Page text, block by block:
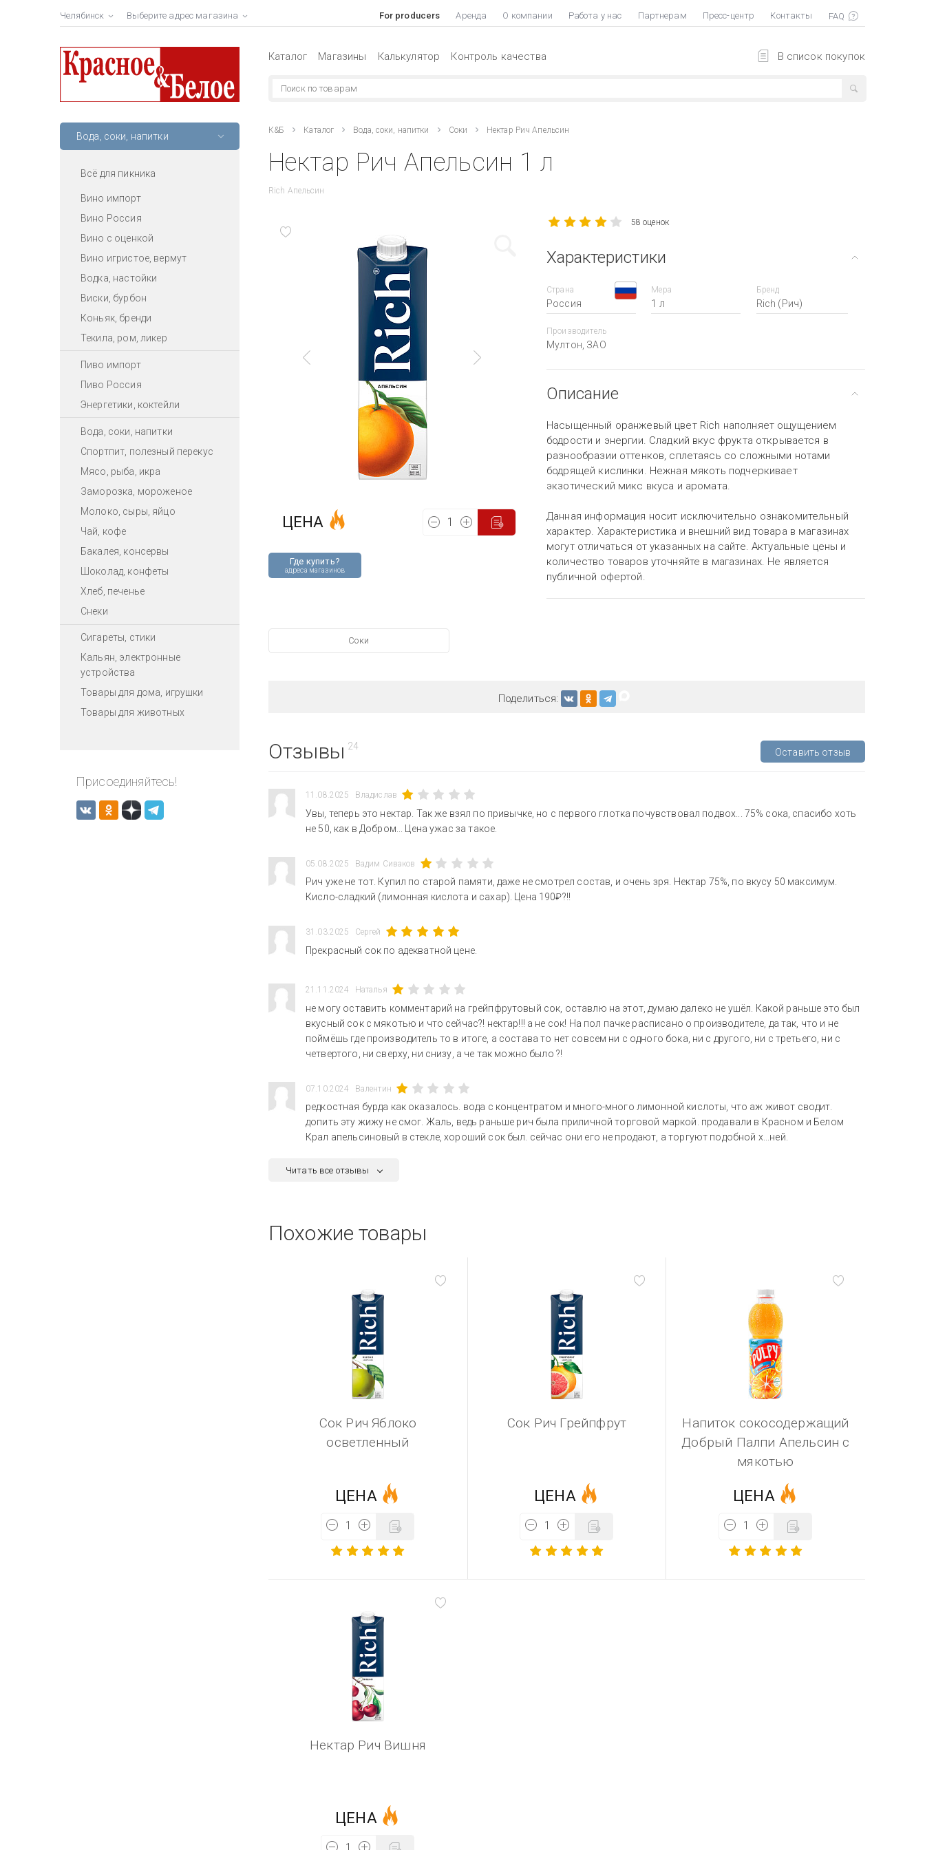
Челябинск Выберите адрес магазина For producers Аренда О компании Работа у нас Партнерам Пресс-центр Контакты
В список покупок
Каталог Магазины Калькулятор Контроль качества
Вода, соки, напитки
Всё для пикника
Вино импорт
Вино Россия
Вино с оценкой
Вино игристое, вермут
Водка, настойки
Виски, бурбон
Коньяк, бренди
Текила, ром, ликер
Пиво импорт
Пиво Россия
Энергетики, коктейли
Вода, соки, напитки
Спортпит, полезный перекус
Мясо, рыба, икра
Заморозка, мороженое
Молоко, сыры, яйцо
Чай, кофе
Бакалея, консервы
Шоколад, конфеты
Хлеб, печенье
Снеки
Сигареты, стики
Кальян, электронные
устройства
Товары для дома, игрушки
Товары для животных
Присоединяйтесь!
К&Б Каталог Вода, соки, напитки Соки Нектар Рич Апельсин
Нектар Рич Апельсин 1 л
Rich Апельсин
Где купить?
адреса магазинов
ЦЕНА
58 оценок
Характеристики
Страна
Россия
Мера
1 л
Бренд
Rich (Рич)
Производитель
Мултон, ЗАО
Описание
Насыщенный оранжевый цвет Rich наполняет ощущением
бодрости и энергии. Сладкий вкус фрукта открывается в
разнообразии оттенков, сплетаясь со сложными нотами
бодрящей кислинки. Нежная мякоть подчеркивает
экзотический микс вкуса и аромата.
Данная информация носит исключительно ознакомительный
характер. Характеристика и внешний вид товара в магазинах
могут отличаться от указанных на сайте. Актуальные цены и
количество товаров уточняйте в магазинах. Не является
публичной офертой.
Соки
Поделиться:
Отзывы 24
Оставить отзыв
11.08.2025 Владислав
Увы, теперь это нектар. Так же взял по привычке, но с первого глотка почувствовал подвох... 75% сока, спасибо хоть
не 50, как в Добром... Цена ужас за такое.
05.08.2025 Вадим Сиваков
Рич уже не тот. Купил по старой памяти, даже не смотрел состав, и очень зря. Нектар 75%, по вкусу 50 максимум.
Кисло-сладкий (лимонная кислота и сахар). Цена 190₽?!!
31.03.2025 Сергей
Прекрасный сок по адекватной цене.
21.11.2024 Наталья
не могу оставить комментарий на грейпфрутовый сок, оставлю на этот, думаю далеко не ушёл. Какой раньше это был
вкусный сок с мякотью и что сейчас?! нектар!!! а не сок! На пол пачке расписано о производителе, да так, что и не
поймёшь где производитель то в итоге, а состава то нет совсем ни с одного бока, ни с другого, ни с третьего, ни с
четвертого, ни сверху, ни снизу, а че так можно было ?!
07.10.2024 Валентин
редкостная бурда как оказалось. вода с концентратом и много-много лимонной кислоты, что аж живот сводит.
допить эту жижу не смог. Жаль, ведь раньше рич была приличной торговой маркой. продавали в Красном и Белом
Крал апельсиновый в стекле, хороший сок был. сейчас они его не продают, а торгуют подобной х...ней.
Читать все отзывы
Похожие товары
Сок Рич Яблоко
осветленный
ЦЕНА
Сок Рич Грейпфрут
ЦЕНА
Напиток сокосодержащий
Добрый Палпи Апельсин с
мякотью
ЦЕНА
Нектар Рич Вишня
ЦЕНА